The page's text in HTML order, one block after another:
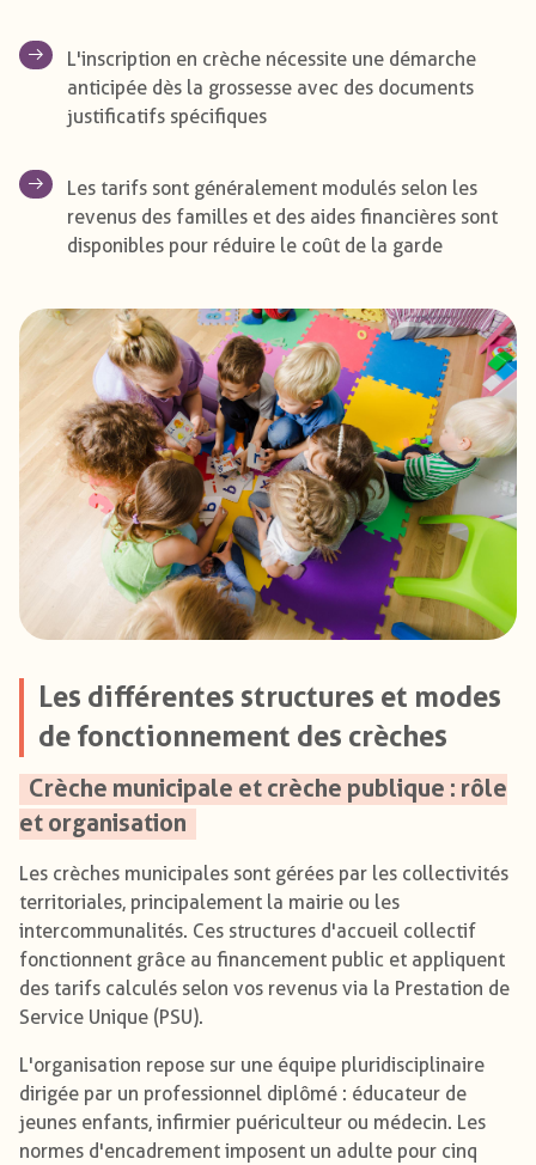
L'inscription en crèche nécessite une démarche
anticipée dès la grossesse avec des documents
justificatifs spécifiques
Les tarifs sont généralement modulés selon les
revenus des familles et des aides financières sont
disponibles pour réduire le coût de la garde
Les différentes structures et modes
de fonctionnement des crèches
Crèche municipale et crèche publique : rôle
et organisation
Les crèches municipales sont gérées par les collectivités
territoriales, principalement la mairie ou les
intercommunalités. Ces structures d'accueil collectif
fonctionnent grâce au financement public et appliquent
des tarifs calculés selon vos revenus via la Prestation de
Service Unique (PSU).
L'organisation repose sur une équipe pluridisciplinaire
dirigée par un professionnel diplômé : éducateur de
jeunes enfants, infirmier puériculteur ou médecin. Les
normes d'encadrement imposent un adulte pour cinq